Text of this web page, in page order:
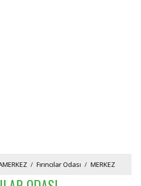
/ Fırıncılar Odası / MERKEZ